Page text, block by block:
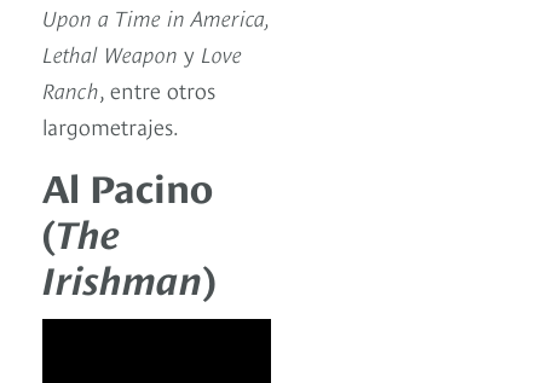
Upon a Time in America,
Lethal Weapon y Love
Ranch, entre otros
largometrajes.
Al Pacino
(The
Irishman)